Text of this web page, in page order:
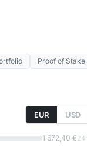
Proof of Stake
EUR USD
1 672,40 €